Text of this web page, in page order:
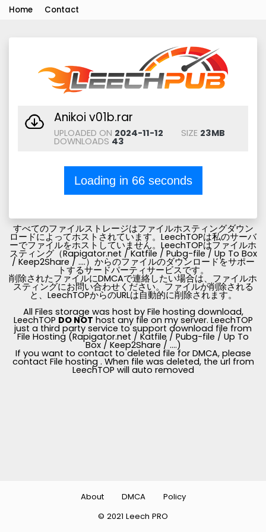
Home Contact
Anikoi v01b.rar
UPLOADED ON 2024-11-12 SIZE 23MB
DOWNLOADS 43
Loading in 66seconds
すべてのファイルストレージはファイルホスティングダウン
ロードによってホストされています。LeechTOPは私のサーバ
ーでファイルをホストしていません。LeechTOPはファイルホ
スティング（Rapigator.net / Katfile / Pubg-file / Up To Box
/ Keep2Share / ....）からのファイルのダウンロードをサポー
トするサードパーティサービスです。
削除されたファイルにDMCAで連絡したい場合は、ファイルホ
スティングにお問い合わせください。ファイルが削除される
と、LeechTOPからのURLは自動的に削除されます。
All Files storage was host by File hosting download,
LeechTOP DO NOT host any file on my server. LeechTOP
just a third party service to support download file from
File Hosting (Rapigator.net / Katfile / Pubg-file / Up To
Box / Keep2Share / ....)
If you want to contact to deleted file for DMCA, please
contact File hosting . When file was deleted, the url from
LeechTOP will auto removed
© 2021 Leech PRO
About DMCA Policy